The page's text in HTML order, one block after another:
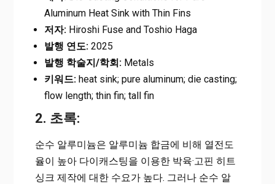
Aluminum Heat Sink with Thin Fins
저자:Hiroshi Fuse and Toshio Haga
발행 연도:2025
발행 학술지/학회:Metals
키워드:heat sink; pure aluminum; die casting;
flow length; thin fin; tall fin
2. 초록:
순수 알루미늄은 알루미늄 합금에 비해 열전도
율이 높아 다이캐스팅을 이용한 박육·고핀 히트
싱크 제작에 대한 수요가 높다. 그러나 순수 알